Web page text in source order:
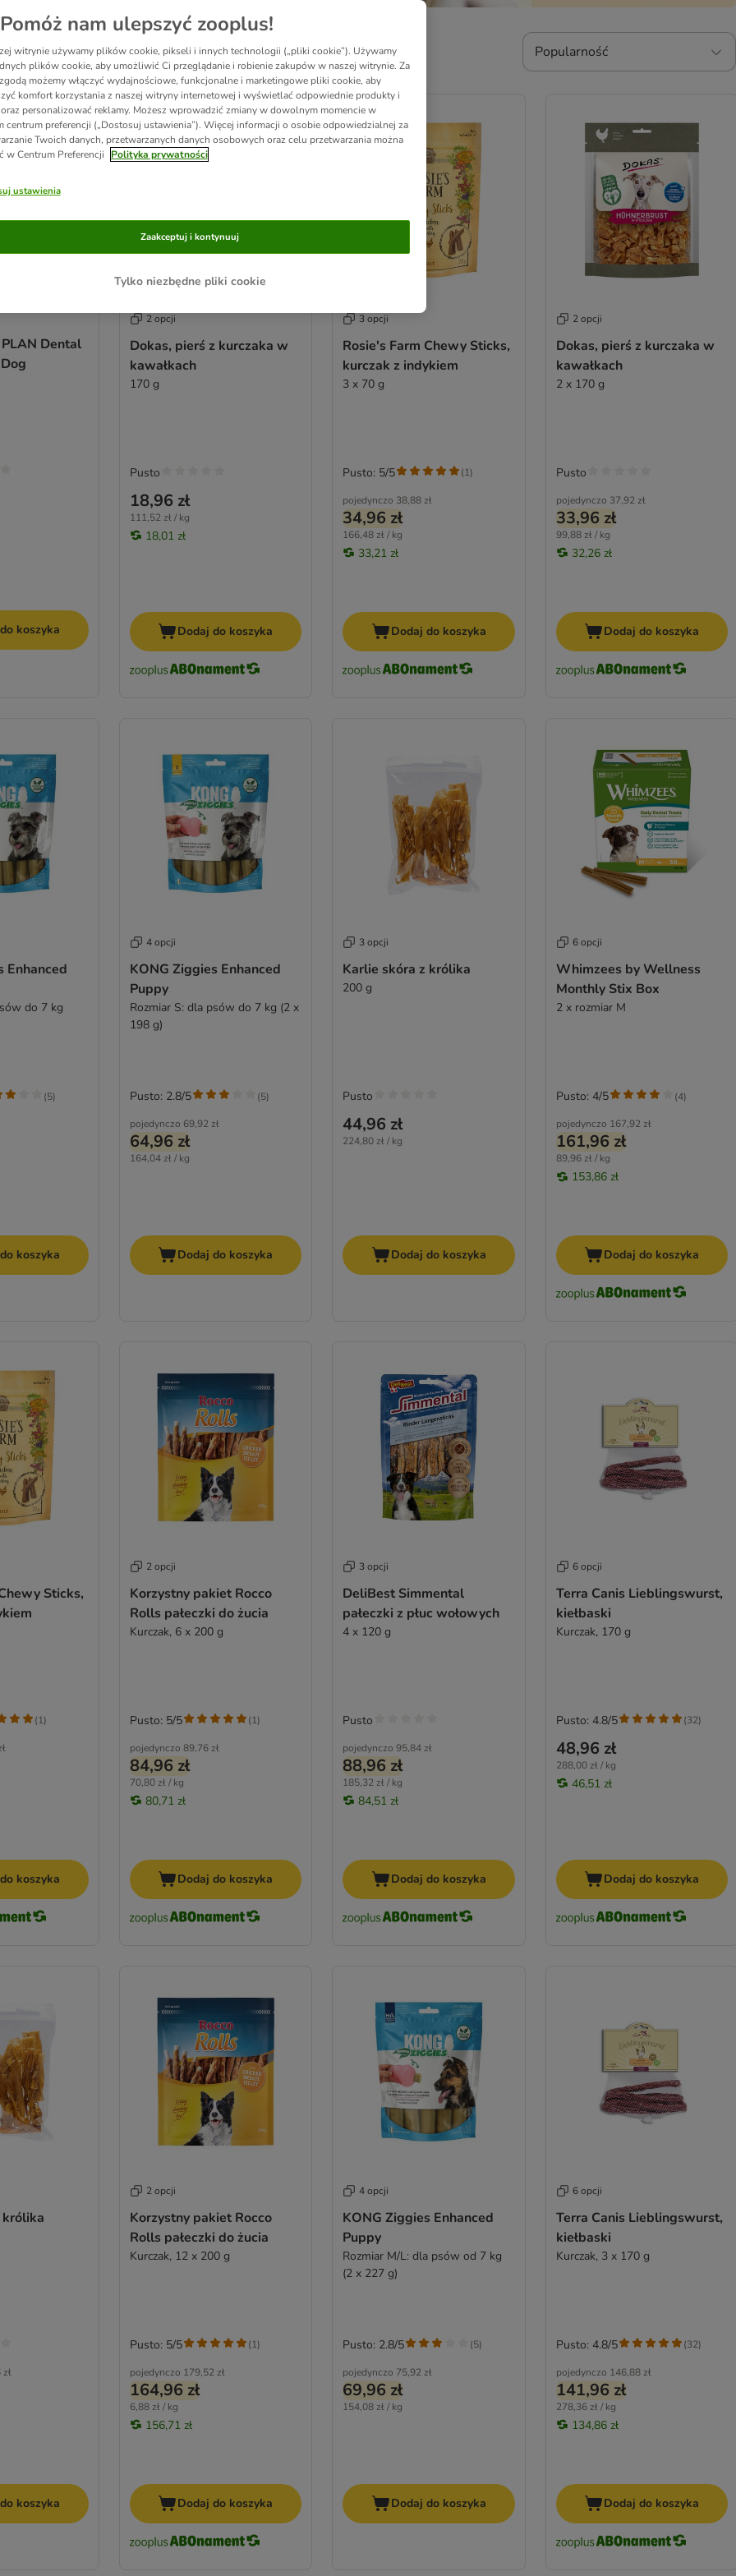
Popularność
been changed
Dental
koszyka
2 opcji
Dokas, pierś z kurczaka w
kawałkach
170 g
18,96 zł
111,52 zł / kg
18,01 zł
Pusto
Dodaj do koszyka
3 opcji
Rosie's Farm Chewy Sticks,
kurczak z indykiem
3 x 70 g
pojedynczo 38,88 zł
34,96 zł
166,48 zł / kg
33,21 zł
Pusto: 5/5 (1)
Dodaj do koszyka
2 opcji
Dokas, pierś z kurczaka w
kawałkach
2 x 170 g
pojedynczo 37,92 zł
33,96 zł
99,88 zł / kg
32,26 zł
Pusto
Dodaj do koszyka
Enhanced
do 7 kg
(5)
koszyka
4 opcji
KONG Ziggies Enhanced
Puppy
Rozmiar S: dla psów do 7 kg (2 x
198 g)
pojedynczo 69,92 zł
64,96 zł
164,04 zł / kg
Pusto: 2.8/5 (5)
Dodaj do koszyka
3 opcji
Karlie skóra z królika
200 g
44,96 zł
224,80 zł / kg
Pusto
Dodaj do koszyka
6 opcji
Whimzees by Wellness
Monthly Stix Box
2 x rozmiar M
pojedynczo 167,92 zł
161,96 zł
89,96 zł / kg
153,86 zł
Pusto: 4/5 (4)
Dodaj do koszyka
Sticks,
(1)
koszyka
2 opcji
Korzystny pakiet Rocco
Rolls pałeczki do żucia
Kurczak, 6 x 200 g
pojedynczo 89,76 zł
84,96 zł
70,80 zł / kg
80,71 zł
Pusto: 5/5 (1)
Dodaj do koszyka
3 opcji
DeliBest Simmental
pałeczki z płuc wołowych
4 x 120 g
pojedynczo 95,84 zł
88,96 zł
185,32 zł / kg
84,51 zł
Pusto
Dodaj do koszyka
6 opcji
Terra Canis Lieblingswurst,
kiełbaski
Kurczak, 170 g
48,96 zł
288,00 zł / kg
46,51 zł
Pusto: 4.8/5 (32)
Dodaj do koszyka
królika
koszyka
2 opcji
Korzystny pakiet Rocco
Rolls pałeczki do żucia
Kurczak, 12 x 200 g
pojedynczo 179,52 zł
164,96 zł
6,88 zł / kg
156,71 zł
Pusto: 5/5 (1)
Dodaj do koszyka
4 opcji
KONG Ziggies Enhanced
Puppy
Rozmiar M/L: dla psów od 7 kg
(2 x 227 g)
pojedynczo 75,92 zł
69,96 zł
154,08 zł / kg
Pusto: 2.8/5 (5)
Dodaj do koszyka
6 opcji
Terra Canis Lieblingswurst,
kiełbaski
Kurczak, 3 x 170 g
pojedynczo 146,88 zł
141,96 zł
278,36 zł / kg
134,86 zł
Pusto: 4.8/5 (32)
Dodaj do koszyka
Pomóż nam ulepszyć zooplus!
witrynie używamy plików cookie, pikseli i innych technologii („pliki cookie”). Używamy
plików cookie, aby umożliwić Ci przeglądanie i robienie zakupów w naszej witrynie. Za
możemy włączyć wydajnościowe, funkcjonalne i marketingowe pliki cookie, aby
komfort korzystania z naszej witryny internetowej i wyświetlać odpowiednie produkty i
oraz personalizować reklamy. Możesz wprowadzić zmiany w dowolnym momencie w
centrum preferencji („Dostosuj ustawienia”). Więcej informacji o osobie odpowiedzialnej za
Twoich danych, przetwarzanych danych osobowych oraz celu przetwarzania można
w Centrum Preferencji
Polityka prywatności
ustawienia
Tylko niezbędne pliki cookie
Zaakceptuj i kontynuuj